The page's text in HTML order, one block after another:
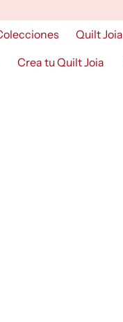
Quilt Joia
Crea tu Quilt Joia